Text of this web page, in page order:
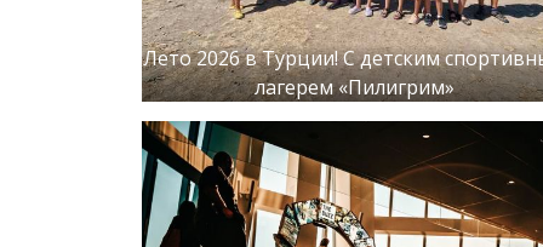
Лето 2026 в Турции! С детским
лагерем «Пилигрим»